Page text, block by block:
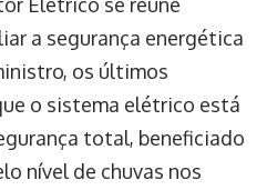
a segurança energética
os últimos
o sistema elétrico está
total, beneficiado
nível de chuvas nos